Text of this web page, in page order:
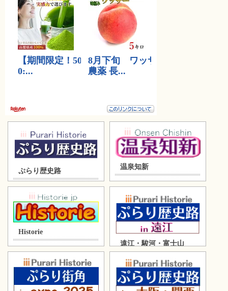
ぷらり歴史路
温泉知新
Historie
遠江・駿河・富士山